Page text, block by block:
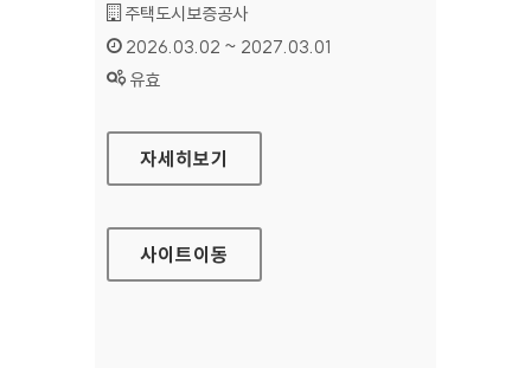
기관명 :
주택도시보증공사
인증기간 :
2026.03.02 ~ 2027.03.01
상태 :
유효
주택도시보증공사 정보공개
자세히보기
사이트이동